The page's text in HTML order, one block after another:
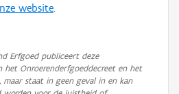
website.
Erfgoed publiceert deze
het Onroerenderfgoeddecreet en het
maar staat in geen geval in en kan